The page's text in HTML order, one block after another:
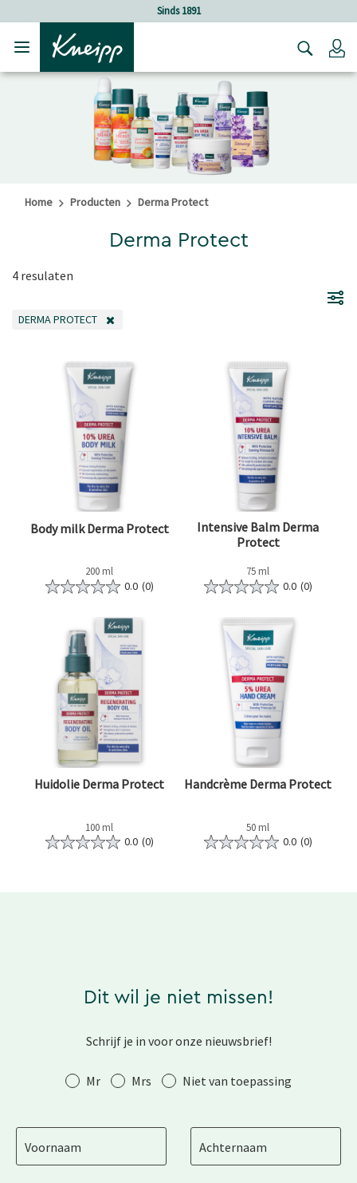
Verder gaan naar hoofdinhoud.Sinds 1891
Home Producten Derma Protect
Derma Protect
4 resulaten
DERMA PROTECT
Body milk Derma Protect
200 ml
0.0 (0)
Intensive Balm Derma
Protect
75 ml
0.0 (0)
Huidolie Derma Protect
100 ml
0.0 (0)
Handcrème Derma Protect
50 ml
0.0 (0)
Dit wil je niet missen!
Schrijf je in voor onze nieuwsbrief!
Aanhef Mr Mrs Niet van toepassing
Voornaam Achternaam